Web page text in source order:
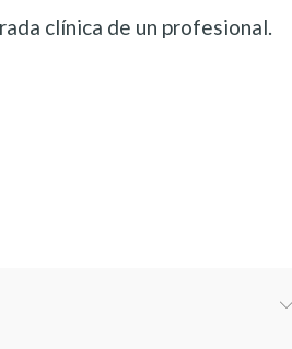
clínica de un profesional.